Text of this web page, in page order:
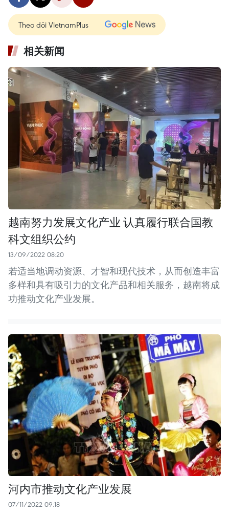
Theo dõi VietnamPlus
相关新闻
越南努力发展文化产业 认真履行联合国教
科文组织公约
13/09/2022 08:20
若适当地调动资源、才智和现代技术，从而创造丰富
多样和具有吸引力的文化产品和相关服务，越南将成
功推动文化产业发展。
河内市推动文化产业发展
07/11/2022 09:18